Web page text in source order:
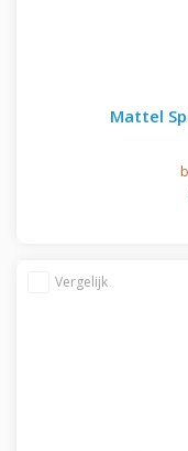
Mattel